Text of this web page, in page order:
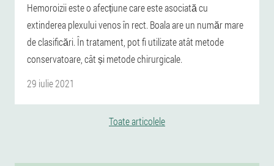
Hemoroizii este o afecțiune care este asociată cu
extinderea plexului venos în rect. Boala are un număr mare
de clasificări. În tratament, pot fi utilizate atât metode
conservatoare, cât și metode chirurgicale.
29 iulie 2021
Toate articolele